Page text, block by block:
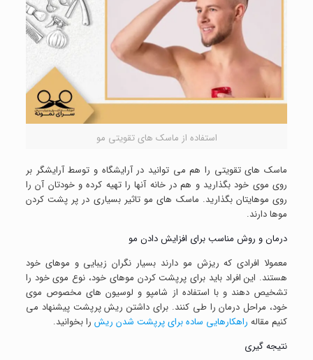
استفاده از ماسک های تقویتی مو
ماسک های تقویتی را هم می توانید در آرایشگاه و توسط آرایشگر بر
روی موی خود بگذارید و هم در خانه آنها را تهیه کرده و خودتان آن را
روی موهایتان بگذارید. ماسک های مو تاثیر بسیاری در پر پشت کردن
موها دارند.
درمان و روش مناسب برای افزایش دادن مو
معمولا افرادی که ریزش مو دارند بسیار نگران زیبایی و موهای خود
هستند. این افراد باید برای پرپشت کردن موهای خود، نوع موی خود را
تشخیص دهند و با استفاده از شامپو و لوسیون های مخصوص موی
خود، مراحل درمان را طی کنند. برای داشتن ریش پرپشت پیشنهاد می
کنیم مقاله راهکارهایی ساده برای پرپشت شدن ریشرا بخوانید.
نتیجه گیری